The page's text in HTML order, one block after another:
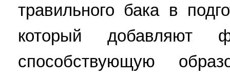
травильного бака в
который добавляют
способствующую